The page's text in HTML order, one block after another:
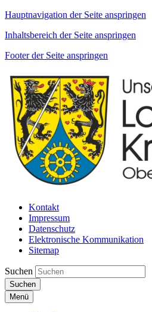
Hauptnavigation der Seite anspringen
Inhaltsbereich der Seite anspringen
Footer der Seite anspringen
Kontakt
Impressum
Datenschutz
Elektronische Kommunikation
Sitemap
Suchen
Suchen
Menü